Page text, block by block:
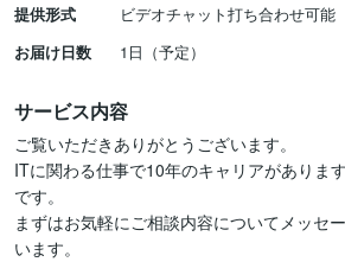
提供形式
ビデオチャット打ち合わせ可能
お届け日数
1日（予定）
サービス内容
ご覧いただきありがとうございます。
ITに関わる仕事で10年のキャリアがありま
です。
まずはお気軽にご相談内容についてメッセ
います。